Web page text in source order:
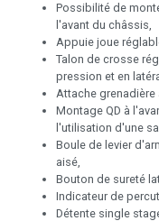
Possibilité de
l'avant du châssis,
Appuie joue
Talon de crosse
pression et en
Attache grenadière
Montage QD à
l'utilisation d'une
Boule de levier
aisé,
Bouton de sureté
Indicateur de
Détente single